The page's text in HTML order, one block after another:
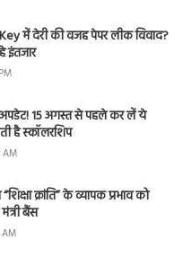
में देरी की वजह पेपर लीक विवाद?
इंतजार
अपडेट! 15 अगस्त से पहले कर लें ये
है स्कॉलरशिप
AM
क्रांति” के व्यापक प्रभाव को
बैंस